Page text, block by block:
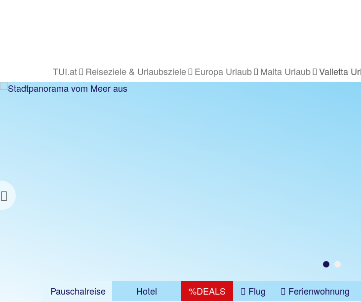
TUI.at Reiseziele & Urlaubsziele Europa Urlaub Malta Urlaub Valletta
Previous
Pauschalreise Hotel %DEALS Flug Ferienwohnung